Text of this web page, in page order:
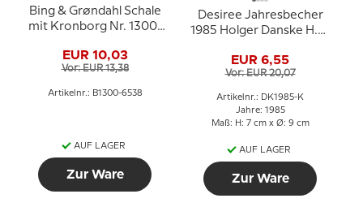
Bing & Grøndahl Schale
mit Kronborg Nr. 1300-
EUR 10,03
Vor: EUR 13,38
Artikelnr.: B1300-6538
AUF LAGER
Zur Ware
Desiree Jahresbecher
1985 Holger Danske H.C.
EUR 6,55
Vor: EUR 20,07
Artikelnr.: DK1985-K
Jahre: 1985
Maß: H: 7 cm x Ø: 9 cm
AUF LAGER
Zur Ware